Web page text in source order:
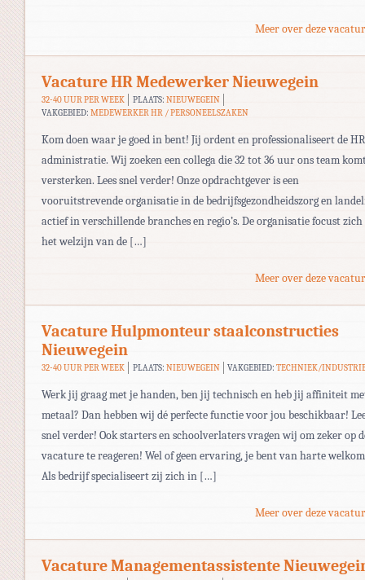
Meer over deze
Vacature HR Medewerker Nieuwegein
32-40 UUR PER WEEK PLAATS: NIEUWEGEIN
VAKGEBIED: MEDEWERKER HR / PERSONEELSZAKEN
Kom doen waar je goed in bent! Jij ordent en professionaliseert de
administratie. Wij zoeken een collega die 32 tot 36 uur ons team
versterken. Lees snel verder! Onze opdrachtgever is een
vooruitstrevende organisatie in de bedrijfsgezondheidszorg en
actief in verschillende branches en regio’s. De organisatie focust zich
het welzijn van de […]
Meer over deze
Vacature Hulpmonteur staalconstructies
Nieuwegein
32-40 UUR PER WEEK PLAATS: NIEUWEGEIN VAKGEBIED:TECHNIEK/
Werk jij graag met je handen, ben jij technisch en heb jij affiniteit
metaal? Dan hebben wij dé perfecte functie voor jou beschikbaar!
snel verder! Ook starters en schoolverlaters vragen wij om zeker op
vacature te reageren! Wel of geen ervaring, je bent van harte
Als bedrijf specialiseert zij zich in […]
Meer over deze
Vacature Managementassistente